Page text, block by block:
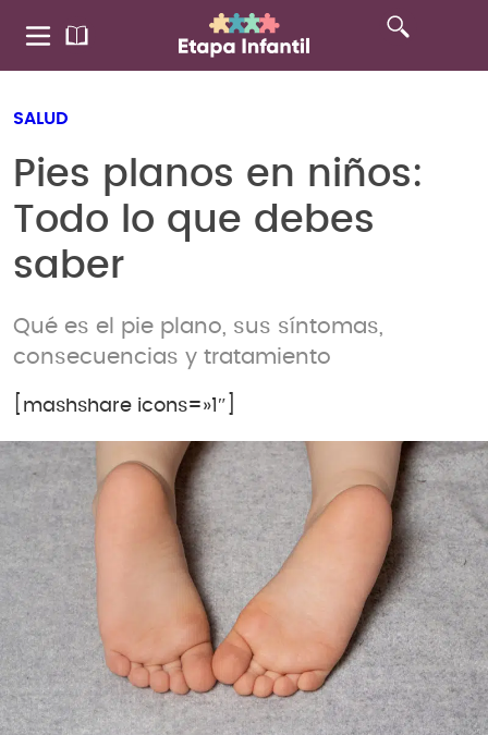
SALUD
Pies planos en niños:
Todo lo que debes
saber
Qué es el pie plano, sus síntomas,
consecuencias y tratamiento
[mashshare icons=»1″]